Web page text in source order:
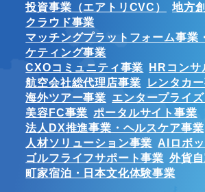
投資事業（エアトリCVC）
地方
クラウド事業
マッチングプラットフォーム事業
ケティング事業
CXOコミュニティ事業 HRコンサ
航空会社総代理店事業
レンタカ
海外ツアー事業 エンタープライ
美容FC事業 ポータルサイト事業
法人DX推進事業・ヘルスケア事業
人材ソリューション事業 AIロボ
ゴルフライフサポート事業 外貨
町家宿泊・日本文化体験事業